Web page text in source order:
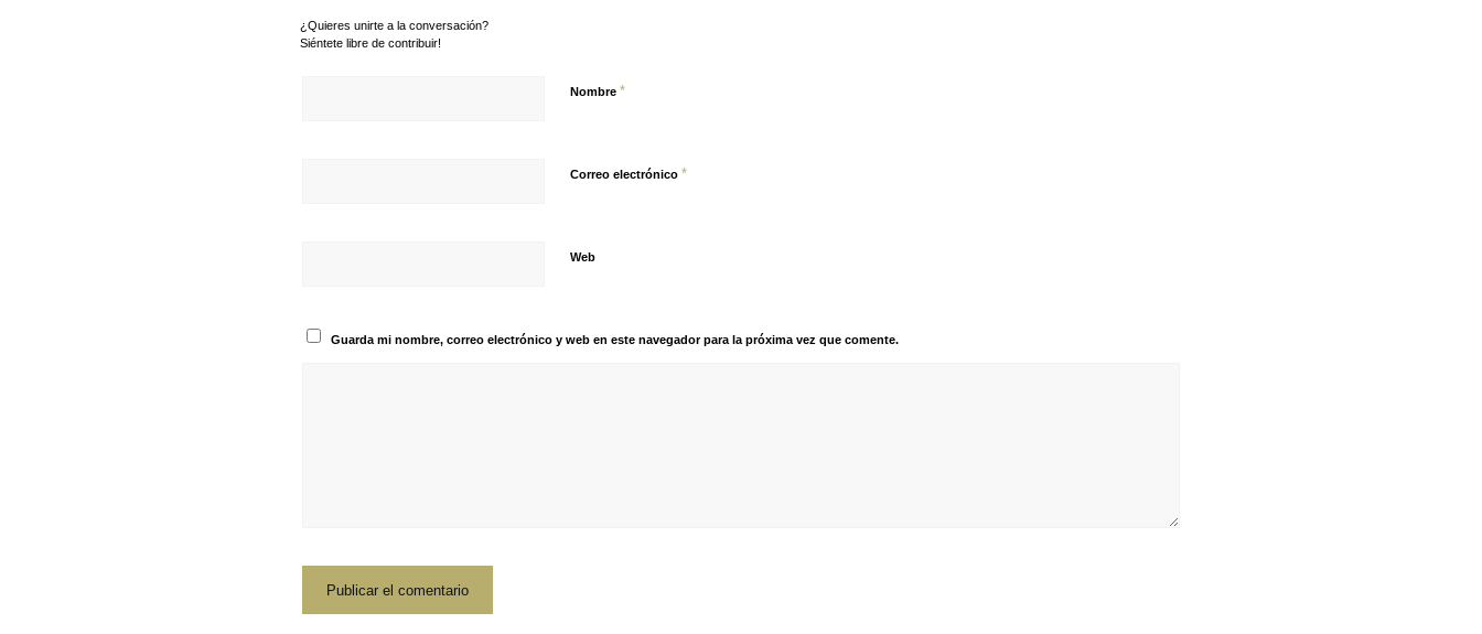
¿Quieres unirte a la conversación?
Siéntete libre de contribuir!
Nombre *
Correo electrónico *
Web
Guarda mi nombre, correo electrónico y web en este navegador para la próxima vez que comente.